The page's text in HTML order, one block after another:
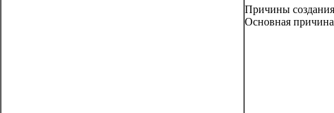
Причины
Основная причина